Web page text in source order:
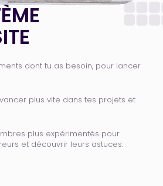
dont tu as besoin, pour lancer
plus vite dans tes projets et
plus expérimentés pour
et découvrir leurs astuces.